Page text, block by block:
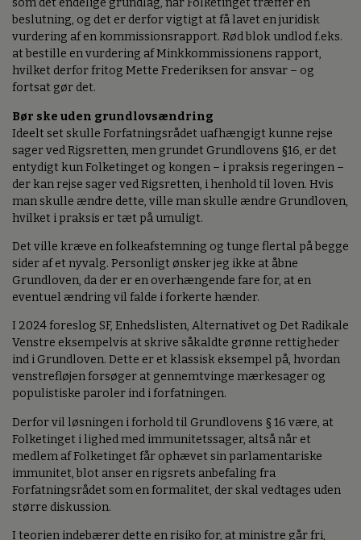
som det endelige grundlag, når Folketinget træffer en
beslutning, og det er derfor vigtigt at få lavet en juridisk
vurdering af en kommissionsrapport. Rød blok undlod f.eks.
at bestille en vurdering af Minkkommissionens rapport,
hvilket derfor fritog Mette Frederiksen for ansvar – og
fortsat gør det.
Bør ske uden grundlovsændring
Ideelt set skulle Forfatningsrådet uafhængigt kunne rejse
sager ved Rigsretten, men grundet Grundlovens §16, er det
entydigt kun Folketinget og kongen – i praksis regeringen –
der kan rejse sager ved Rigsretten, i henhold til loven. Hvis
man skulle ændre dette, ville man skulle ændre Grundloven,
hvilket i praksis er tæt på umuligt.
Det ville kræve en folkeafstemning og tunge flertal på begge
sider af et nyvalg. Personligt ønsker jeg ikke at åbne
Grundloven, da der er en overhængende fare for, at en
eventuel ændring vil falde i forkerte hænder.
I 2024 foreslog SF, Enhedslisten, Alternativet og Det Radikale
Venstre eksempelvis at skrive såkaldte grønne rettigheder
ind i Grundloven. Dette er et klassisk eksempel på, hvordan
venstrefløjen forsøger at gennemtvinge mærkesager og
populistiske paroler ind i forfatningen.
Derfor vil løsningen i forhold til Grundlovens § 16 være, at
Folketinget i lighed med immunitetssager, altså når et
medlem af Folketinget får ophævet sin parlamentariske
immunitet, blot anser en rigsrets anbefaling fra
Forfatningsrådet som en formalitet, der skal vedtages uden
større diskussion.
I teorien indebærer dette en risiko for, at ministre går fri,